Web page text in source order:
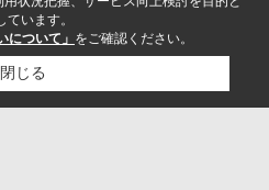
います。
について」 をご確認ください。
閉じる